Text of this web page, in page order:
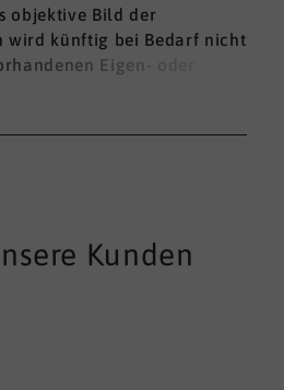
objektive Bild der
wird künftig bei Bedarf nicht
Eigen- oder
Kunden